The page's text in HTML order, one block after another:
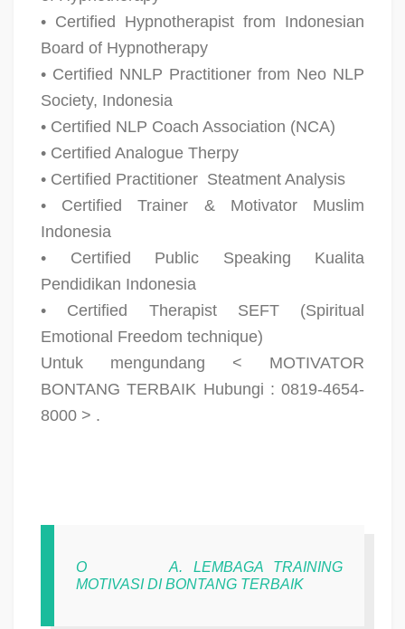
• Certified Hypnotherapist from Indonesian
Board of Hypnotherapy
• Certified NNLP Practitioner from Neo NLP
Society, Indonesia
• Certified NLP Coach Association (NCA)
• Certified Analogue Therpy
• Certified Practitioner Steatment Analysis
• Certified Trainer & Motivator Muslim
Indonesia
• Certified Public Speaking Kualita
Pendidikan Indonesia
• Certified Therapist SEFT (Spiritual
Emotional Freedom technique)
Untuk mengundang < MOTIVATOR
BONTANG TERBAIK Hubungi : 0819-4654-
8000 > .
O
A. LEMBAGA TRAINING
MOTIVASI DI BONTANG TERBAIK